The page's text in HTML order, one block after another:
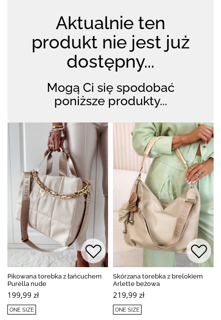
Aktualnie ten
produkt nie jest już
dostępny...
Mogą Ci się spodobać
poniższe produkty...
Pikowana torebka z łańcuchem
Purella nude
199,99 zł
ONE SIZE
Skórzana torebka z brelokiem
Arlette beżowa
219,99 zł
ONE SIZE